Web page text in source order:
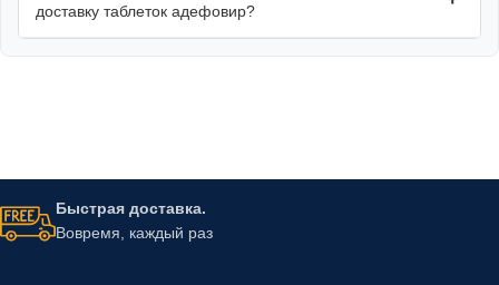
доставку таблеток адефовир?
Быстрая доставка.
Вовремя, каждый раз